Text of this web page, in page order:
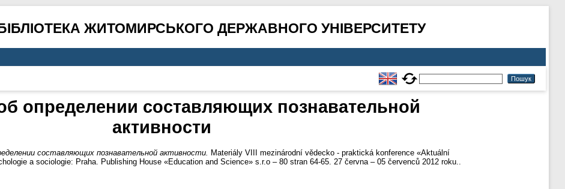
ЖИТОМИРСЬКОГО ДЕРЖАВНОГО УНІВЕРСИТЕТУ
определении составляющих познавательной
активности
составляющих познавательной активности. Materiály VIII mezinárodní vědecko - praktická konference «Aktuální
a sociologie: Praha. Publishing House «Education and Science» s.r.o – 80 stran 64-65. 27 června – 05 červenců 2012 roku..